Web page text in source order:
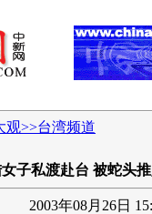
观>>台湾频道
子私渡赴台 被蛇头
2003年08月26日